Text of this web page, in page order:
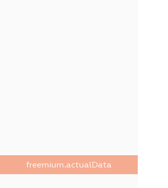
freemium.actualData